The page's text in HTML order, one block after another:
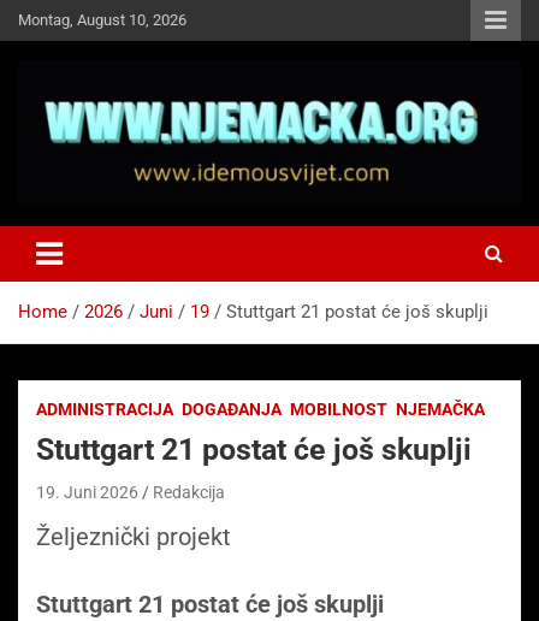
Skip
to
Montag, August 10, 2026
Idemo u Svijet-Njemacka!
Home 2026 Juni 19 Stuttgart 21 postat će još skuplji
ADMINISTRACIJA DOGAĐANJA MOBILNOST NJEMAČKA
Stuttgart 21 postat će još skuplji
19. Juni 2026 Redakcija
Željeznički projekt
Stuttgart 21 postat će još skuplji